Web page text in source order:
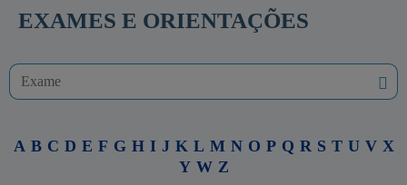
EXAMES E ORIENTAÇÕES
A B C D E F G H I J K L M N O P Q R S T U V X
Y W Z